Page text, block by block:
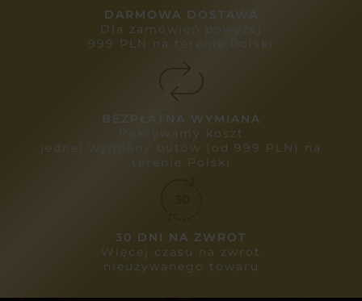
DARMOWA DOSTAWA
Dla zamówień powyżej
999 PLN na terenie Polski
BEZPŁATNA WYMIANA
Pokrywamy koszt
jednej wymiany butów (od 999 PLN) na
terenie Polski
30 DNI NA ZWROT
Więcej czasu na zwrot
nieużywanego towaru